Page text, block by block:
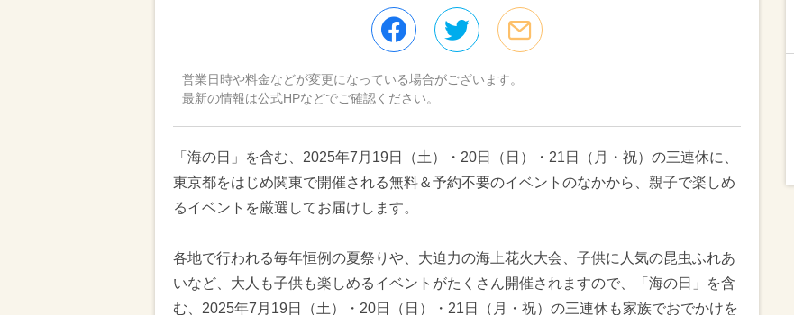
営業日時や料金などが変更になっている場合がございます。
最新の情報は公式HPなどでご確認ください。
「海の日」を含む、2025年7月19日（土）・20日（日）・21日（月・祝）の三連休に、
東京都をはじめ関東で開催される無料＆予約不要のイベントのなかから、親子で楽しめ
るイベントを厳選してお届けします。
各地で行われる毎年恒例の夏祭りや、大迫力の海上花火大会、子供に人気の昆虫ふれあ
いなど、大人も子供も楽しめるイベントがたくさん開催されますので、「海の日」を含
む、2025年7月19日（土）・20日（日）・21日（月・祝）の三連休も家族でおでかけを